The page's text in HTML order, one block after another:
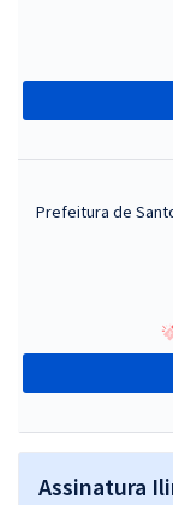
Prefeitura de
Assinatura